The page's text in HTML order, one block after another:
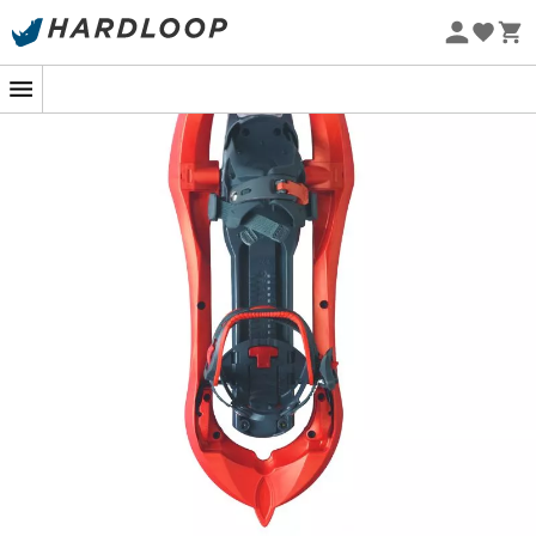
-5% Extra - Code Summer5
zu meistern!
Eigenschaften
Wespentaillen-Rahmen für natürliches Gehen,
3D-Design für guten Halt in Querhängen,
Einstellung zur Speicherung der Schuhgröße,
System für schnelles, optimales Festziehen und
Speicherung des Schuhvolumens vorne,
Fersenverschluss mit Ratschenschnalle für präzises
und schnelles Anziehen,
Geräusch- und Stoßdämpfer,
Von TSL patentiertes Up & Down-System zur
Reduzierung der Steigungseffekte,
Hergestellt in Frankreich,
Geliefert mit Transporttasche,